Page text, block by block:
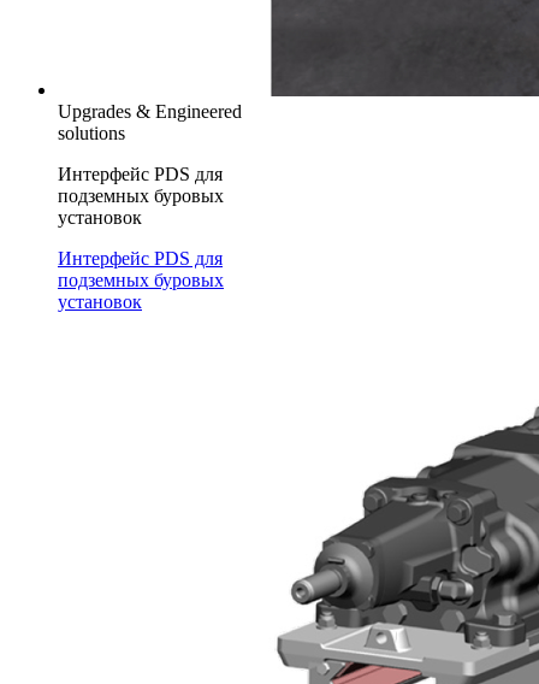
Upgrades & Engineered
solutions
Интерфейс PDS для
подземных буровых
установок
Интерфейс PDS для
подземных буровых
установок